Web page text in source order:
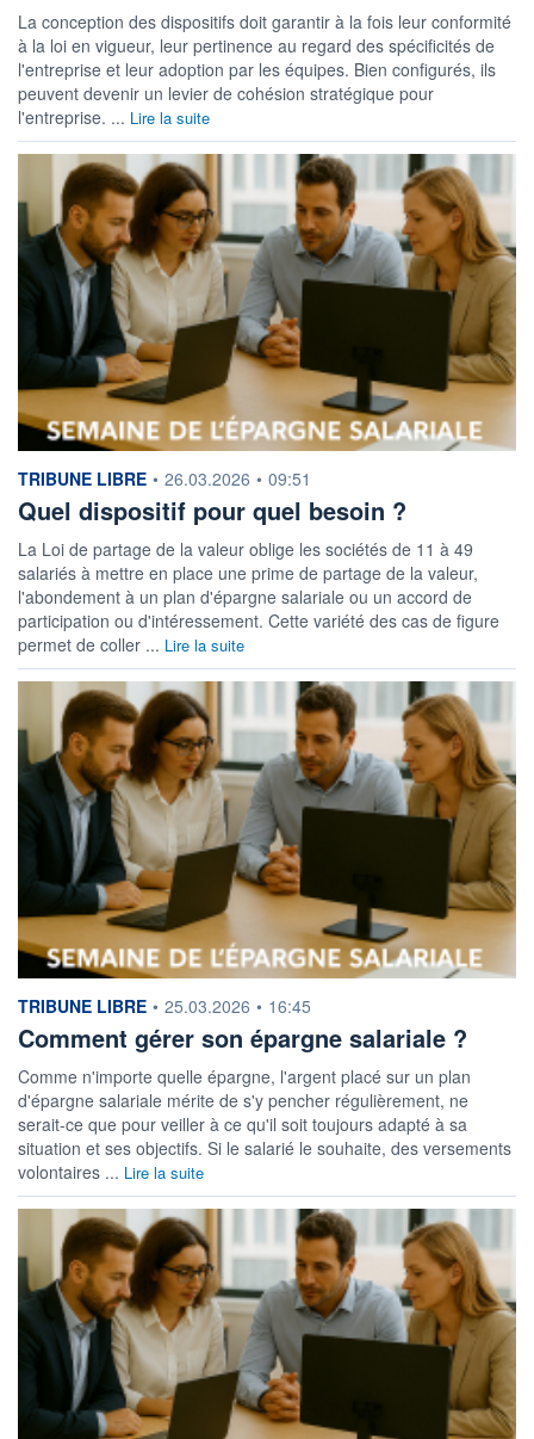
La conception des dispositifs doit garantir à la fois leur conformité
à la loi en vigueur, leur pertinence au regard des spécificités de
l'entreprise et leur adoption par les équipes. Bien configurés, ils
peuvent devenir un levier de cohésion stratégique pour
l'entreprise. ... Lire la suite
information fournie par
TRIBUNE LIBRE • 26.03.2026 • 09:51
Quel dispositif pour quel besoin ?
La Loi de partage de la valeur oblige les sociétés de 11 à 49
salariés à mettre en place une prime de partage de la valeur,
l'abondement à un plan d'épargne salariale ou un accord de
participation ou d'intéressement. Cette variété des cas de figure
permet de coller ... Lire la suite
information fournie par
TRIBUNE LIBRE • 25.03.2026 • 16:45
Comment gérer son épargne salariale ?
Comme n'importe quelle épargne, l'argent placé sur un plan
d'épargne salariale mérite de s'y pencher régulièrement, ne
serait-ce que pour veiller à ce qu'il soit toujours adapté à sa
situation et ses objectifs. Si le salarié le souhaite, des versements
volontaires ... Lire la suite